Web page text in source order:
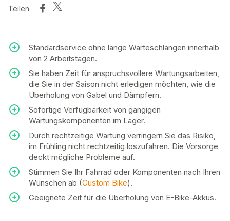
Teilen
Standardservice ohne lange Warteschlangen innerhalb
von 2 Arbeitstagen.
Sie haben Zeit für anspruchsvollere Wartungsarbeiten,
die Sie in der Saison nicht erledigen möchten, wie die
Überholung von Gabel und Dämpfern.
Sofortige Verfügbarkeit von gängigen
Wartungskomponenten im Lager.
Durch rechtzeitige Wartung verringern Sie das Risiko,
im Frühling nicht rechtzeitig loszufahren. Die Vorsorge
deckt mögliche Probleme auf.
Stimmen Sie Ihr Fahrrad oder Komponenten nach Ihren
Wünschen ab (Custom Bike).
Geeignete Zeit für die Überholung von E-Bike-Akkus.